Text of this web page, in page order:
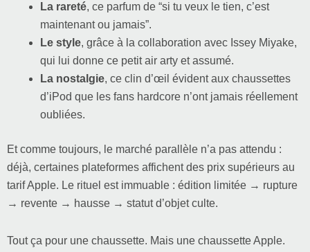
La rareté, ce parfum de “si tu veux le tien, c’est
maintenant ou jamais”.
Le style, grâce à la collaboration avec Issey Miyake,
qui lui donne ce petit air arty et assumé.
La nostalgie, ce clin d’œil évident aux chaussettes
d’iPod que les fans hardcore n’ont jamais réellement
oubliées.
Et comme toujours, le marché parallèle n’a pas attendu :
déjà, certaines plateformes affichent des prix supérieurs au
tarif Apple. Le rituel est immuable : édition limitée → rupture
→ revente → hausse → statut d’objet culte.
Tout ça pour une chaussette. Mais une chaussette Apple.